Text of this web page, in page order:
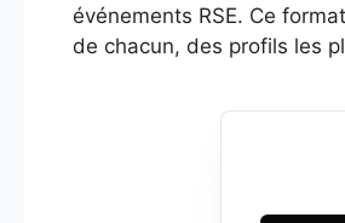
événements RSE. Ce
de chacun, des profils les